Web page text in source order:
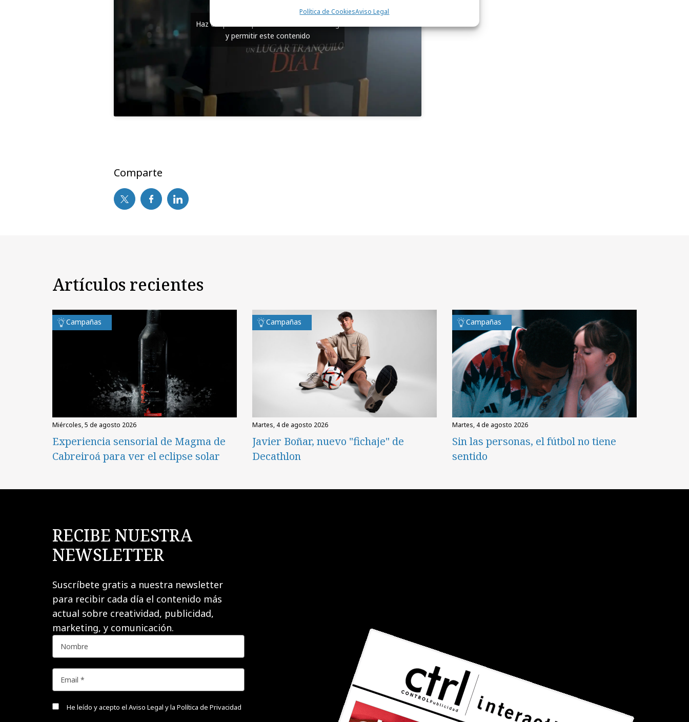
Política de CookiesAviso Legal
Haz clic para aceptar cookies de marketing
y permitir este contenido
Comparte
Artículos recientes
Campañas
miércoles, 5 de agosto 2026
Experiencia sensorial de Magma de
Cabreiroá para ver el eclipse solar
Campañas
martes, 4 de agosto 2026
Javier Boñar, nuevo "fichaje" de
Decathlon
Campañas
martes, 4 de agosto 2026
Sin las personas, el fútbol no tiene
sentido
RECIBE NUESTRA
NEWSLETTER
Suscríbete gratis a nuestra newsletter
para recibir cada día el contenido más
actual sobre creatividad, publicidad,
marketing, y comunicación.
He leído y acepto el Aviso Legal y la Política de Privacidad